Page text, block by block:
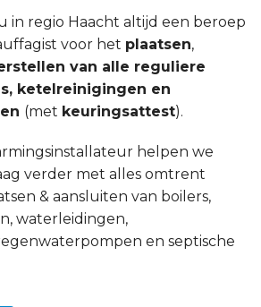
in regio Haacht altijd een beroep
voor het plaatsen,
van alle reguliere
ketelreinigingen en
(met keuringsattest).
helpen we
verder met alles omtrent
& aansluiten van boilers,
waterleidingen,
en septische